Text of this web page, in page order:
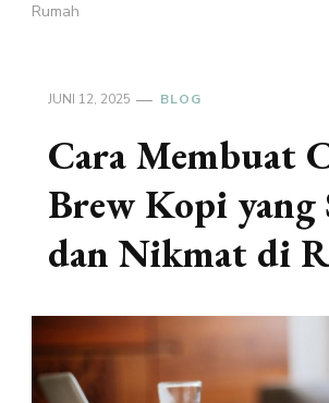
Rumah
JUNI 12, 2025 BLOG
Cara Membuat
Brew Kopi yang
dan Nikmat di